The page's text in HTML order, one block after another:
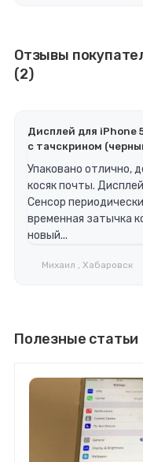
Отзывы
(2)
Дисплей для iPhone
с тачскрином
Упаковано отлично,
косяк почты.
Сенсор
временная затычка
новый...
Михаил , Хабаровск
Полезные статьи